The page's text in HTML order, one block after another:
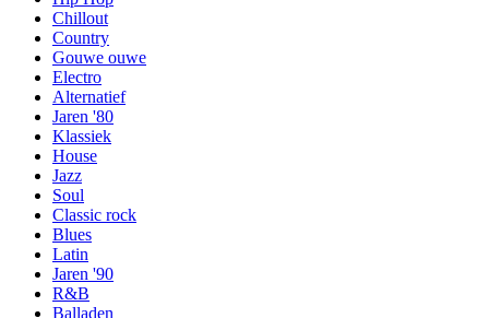
Chillout
Country
Gouwe ouwe
Electro
Alternatief
Jaren '80
Klassiek
House
Jazz
Soul
Classic rock
Blues
Latin
Jaren '90
R&B
Balladen